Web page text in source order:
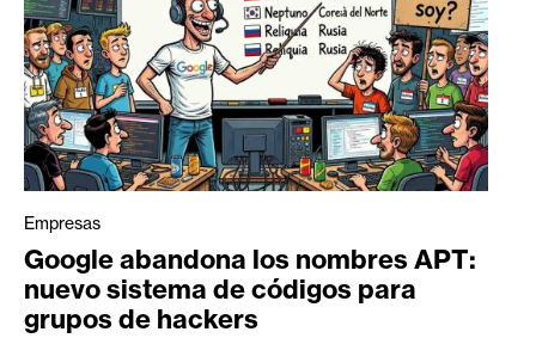
Empresas
Google abandona los nombres APT:
nuevo sistema de códigos para
grupos de hackers